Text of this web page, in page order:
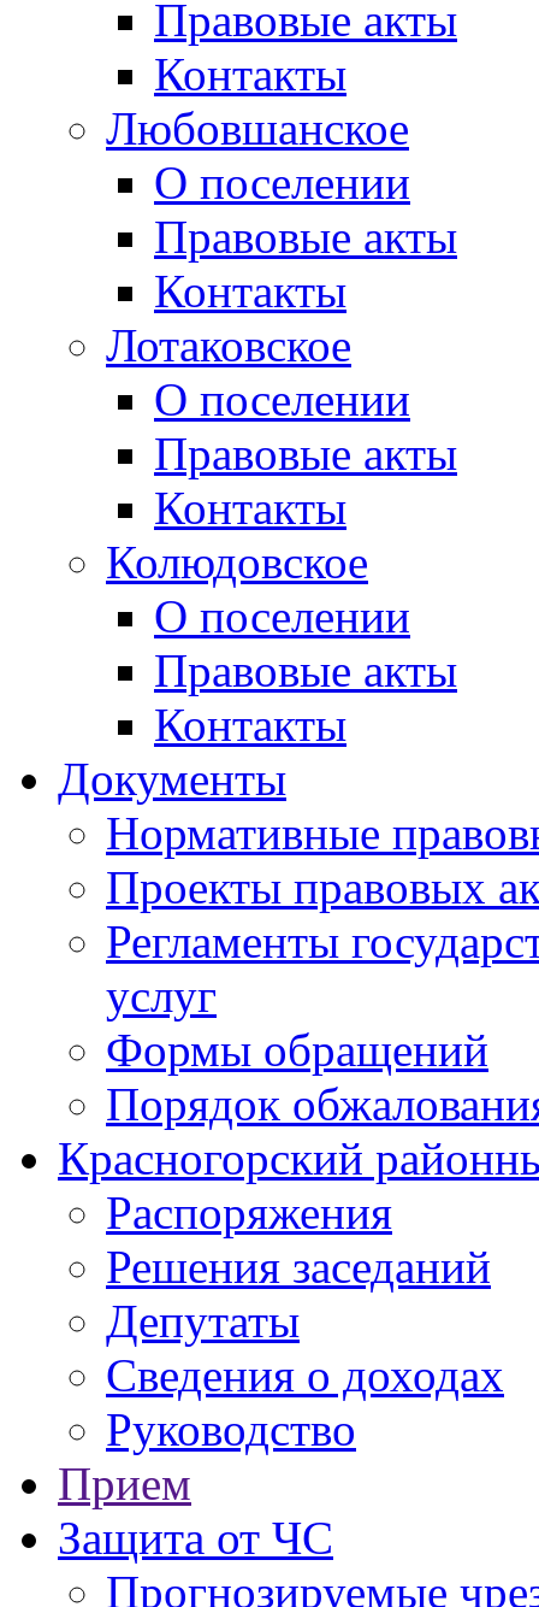
Правовые акты
Контакты
Любовшанское
О поселении
Правовые акты
Контакты
Лотаковское
О поселении
Правовые акты
Контакты
Колюдовское
О поселении
Правовые акты
Контакты
Документы
Нормативные
Проекты правовых
Регламенты
услуг
Формы обращений
Порядок
Красногорский
Распоряжения
Решения заседаний
Депутаты
Сведения о доходах
Руководство
Прием
Защита от ЧС
Прогнозируемые